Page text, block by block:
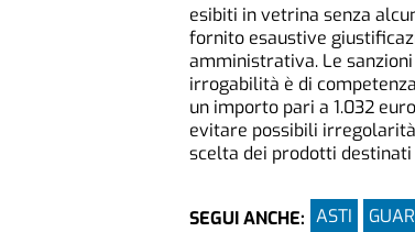
esibiti in vetrina senza
fornito esaustive
amministrativa. Le
irrogabilità è di
un importo pari a 1.032
evitare possibili
scelta dei prodotti
SEGUI ANCHE: ASTI